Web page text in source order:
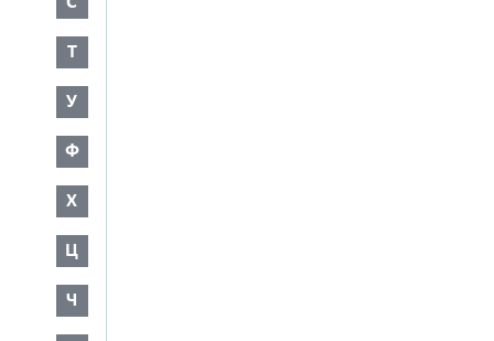
Т
У
Ф
Х
Ц
Ч